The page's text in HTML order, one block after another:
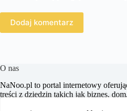
Dodaj komentarz
O nas
​NaNoo.pl to portal internetowy
treści z dziedzin takich jak biznes,